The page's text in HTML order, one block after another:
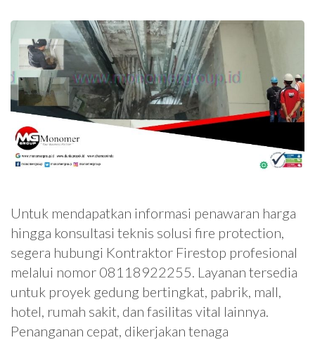
Untuk mendapatkan informasi penawaran harga
hingga konsultasi teknis solusi fire protection,
segera hubungi Kontraktor Firestop profesional
melalui nomor 08118922255. Layanan tersedia
untuk proyek gedung bertingkat, pabrik, mall,
hotel, rumah sakit, dan fasilitas vital lainnya.
Penanganan cepat, dikerjakan tenaga